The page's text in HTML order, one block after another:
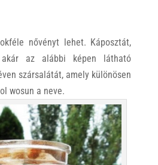
nővényt lehet. Káposztát,
az alábbi képen látható
szársalátát, amely különösen
wosun a neve.